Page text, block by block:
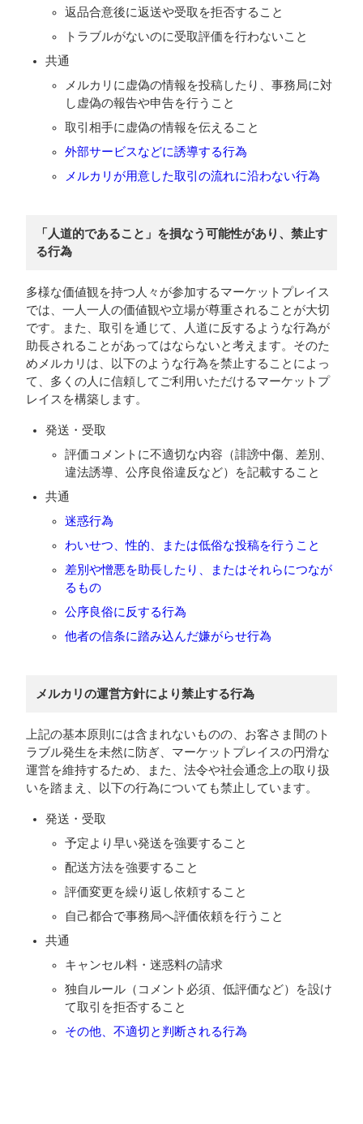
返品合意後に返送や受取を拒否すること
トラブルがないのに受取評価を行わないこと
共通
メルカリに虚偽の情報を投稿したり、事務局に対
し虚偽の報告や申告を行うこと
取引相手に虚偽の情報を伝えること
外部サービスなどに誘導する行為
メルカリが用意した取引の流れに沿わない行為
「人道的であること」を損なう可能性があり、禁止す
る行為
多様な価値観を持つ人々が参加するマーケットプレイス
では、一人一人の価値観や立場が尊重されることが大切
です。また、取引を通じて、人道に反するような行為が
助長されることがあってはならないと考えます。そのた
めメルカリは、以下のような行為を禁止することによっ
て、多くの人に信頼してご利用いただけるマーケットプ
レイスを構築します。
発送・受取
評価コメントに不適切な内容（誹謗中傷、差別、
違法誘導、公序良俗違反など）を記載すること
共通
迷惑行為
わいせつ、性的、または低俗な投稿を行うこと
差別や憎悪を助長したり、またはそれらにつなが
るもの
公序良俗に反する行為
他者の信条に踏み込んだ嫌がらせ行為
メルカリの運営方針により禁止する行為
上記の基本原則には含まれないものの、お客さま間のト
ラブル発生を未然に防ぎ、マーケットプレイスの円滑な
運営を維持するため、また、法令や社会通念上の取り扱
いを踏まえ、以下の行為についても禁止しています。
発送・受取
予定より早い発送を強要すること
配送方法を強要すること
評価変更を繰り返し依頼すること
自己都合で事務局へ評価依頼を行うこと
共通
キャンセル料・迷惑料の請求
独自ルール（コメント必須、低評価など）を設け
て取引を拒否すること
その他、不適切と判断される行為